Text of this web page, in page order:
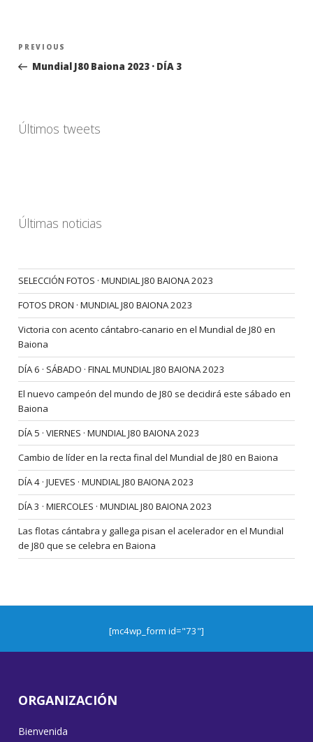
Navegación
entradas
Previous
Post
PREVIOUS
Mundial J80 Baiona 2023 · DÍA 3
Últimos tweets
Últimas noticias
SELECCIÓN FOTOS · MUNDIAL J80 BAIONA 2023
FOTOS DRON · MUNDIAL J80 BAIONA 2023
Victoria con acento cántabro-canario en el Mundial de J80 en
Baiona
DÍA 6 · SÁBADO · FINAL MUNDIAL J80 BAIONA 2023
El nuevo campeón del mundo de J80 se decidirá este sábado en
Baiona
DÍA 5 · VIERNES · MUNDIAL J80 BAIONA 2023
Cambio de líder en la recta final del Mundial de J80 en Baiona
DÍA 4 · JUEVES · MUNDIAL J80 BAIONA 2023
DÍA 3 · MIERCOLES · MUNDIAL J80 BAIONA 2023
Las flotas cántabra y gallega pisan el acelerador en el Mundial
de J80 que se celebra en Baiona
[mc4wp_form id="73"]
ORGANIZACIÓN
Bienvenida